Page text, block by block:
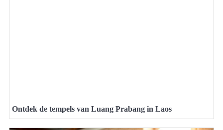
Ontdek de tempels van Luang Prabang in Laos